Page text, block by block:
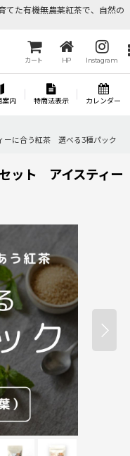
てた有機無農薬紅茶で、自然の
カート HP Instagram
案内 特商法表示 カレンダー
ーに合う紅茶 選べる3種パック
セット アイスティー